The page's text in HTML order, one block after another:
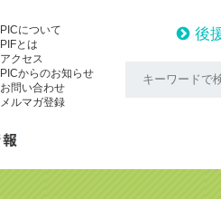
PICについて
PIFとは
アクセス
PICからのお知らせ
お問い合わせ
メルマガ登録
後